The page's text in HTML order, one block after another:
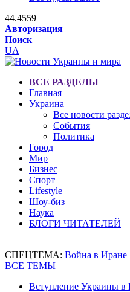
44.4559
Авторизация
Поиск
UA
ВСЕ РАЗДЕЛЫ
Главная
Украина
Все новости
События
Политика
Город
Мир
Бизнес
Спорт
Lifestyle
Шоу-биз
Наука
БЛОГИ ЧИТАТЕЛЕЙ
СПЕЦТЕМА: Война в Иране
ВСЕ ТЕМЫ
Вступление Украины в